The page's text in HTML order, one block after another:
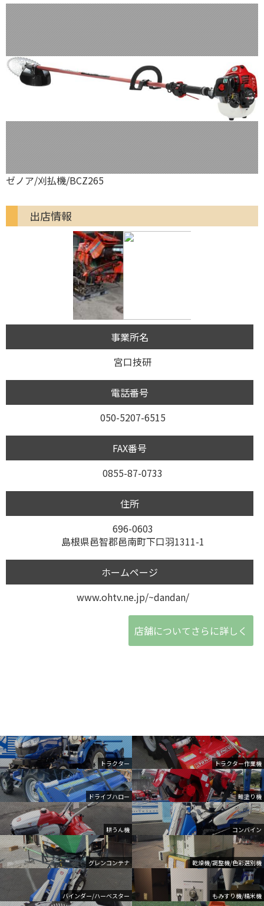
トラクター トラクター作業機
ドライブハロー 畦塗り機
耕うん機 コンバイン
グレンコンテナ 乾燥機/調整機/色彩選別機
バインダー/ハーベスター もみすり機/精米機
ゼノア/刈払機/BCZ265
出店情報
事業所名
宮口技研
電話番号
050-5207-6515
FAX番号
0855-87-0733
住所
696-0603
島根県邑智郡邑南町下口羽1311-1
ホームページ
www.ohtv.ne.jp/~dandan/
店舗についてさらに詳しく